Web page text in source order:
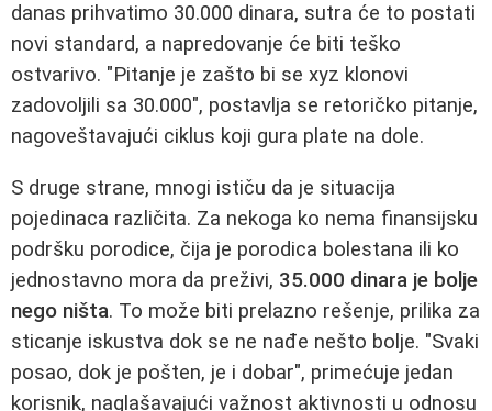
danas prihvatimo 30.000 dinara, sutra će to postati
novi standard, a napredovanje će biti teško
ostvarivo. "Pitanje je zašto bi se xyz klonovi
zadovoljili sa 30.000", postavlja se retoričko pitanje,
nagoveštavajući ciklus koji gura plate na dole.
S druge strane, mnogi ističu da je situacija
pojedinaca različita. Za nekoga ko nema finansijsku
podršku porodice, čija je porodica bolestana ili ko
jednostavno mora da preživi, 35.000 dinara je bolje
nego ništa. To može biti prelazno rešenje, prilika za
sticanje iskustva dok se ne nađe nešto bolje. "Svaki
posao, dok je pošten, je i dobar", primećuje jedan
korisnik, naglašavajući važnost aktivnosti u odnosu